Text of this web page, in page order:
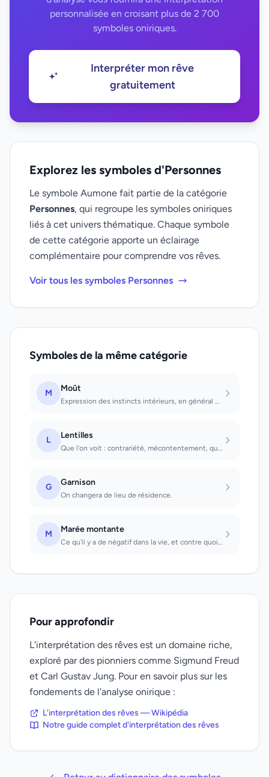
personnalisée en croisant plus de 2 700
symboles oniriques.
Interpréter mon rêve
gratuitement
Explorez les symboles d'Personnes
Le symbole Aumone fait partie de la catégorie
Personnes, qui regroupe les symboles oniriques
liés à cet univers thématique. Chaque symbole
de cette catégorie apporte un éclairage
complémentaire pour comprendre vos rêves.
Voir tous les symboles Personnes
Symboles de la même catégorie
M Moût
Expression des instincts intérieurs, en général dans un sens négatif; exhortatio...
L Lentilles
Que l'on voit : contrariété, mécontentement, querelle. Que l'on mange : il faudr...
G Garnison
On changera de lieu de résidence.
M Marée montante
Ce qu'il y a de négatif dans la vie, et contre quoi on doit faire des efforts. E...
Pour approfondir
L'interprétation des rêves est un domaine riche,
exploré par des pionniers comme Sigmund Freud
et Carl Gustav Jung. Pour en savoir plus sur les
fondements de l'analyse onirique :
L'interprétation des rêves — Wikipédia
Notre guide complet d'interprétation des rêves